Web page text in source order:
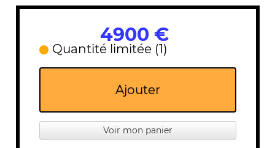
4900 €
Quantité limitée (1)
Ajouter
Voir mon panier